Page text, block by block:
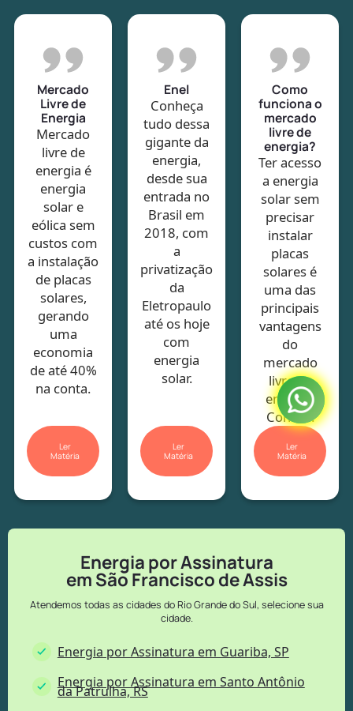
Mercado
Livre de
Energia
Mercado
livre de
energia é
energia
solar e
eólica sem
custos com
a instalação
de placas
solares,
gerando
uma
economia
de até 40%
na conta.
Ler
Matéria
Enel
Conheça
tudo dessa
gigante da
energia,
desde sua
entrada no
Brasil em
2018, com
a
privatização
da
Eletropaulo
até os hoje
com
energia
solar.
Ler
Matéria
Como
funciona o
mercado
livre de
energia?
Ter acesso
a energia
solar sem
precisar
instalar
placas
solares é
uma das
principais
vantagens
do
mercado
livre de
energia.
Confira!
Ler
Matéria
Energia por Assinatura
em São Francisco de Assis
Atendemos todas as cidades do Rio Grande do Sul, selecione sua
cidade.
Energia por Assinatura em Guariba, SP
Energia por Assinatura em Santo Antônio
da Patrulha, RS